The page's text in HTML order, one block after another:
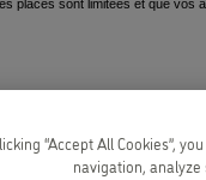
places sont limitées et que vos
“Accept All Cookies”,
navigation,